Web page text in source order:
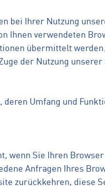
bei Ihrer Nutzung
Ihnen verwendeten
übermittelt
der Nutzung
deren Umfang und
wenn Sie Ihren
Anfragen Ihres
zurückkehren, diese